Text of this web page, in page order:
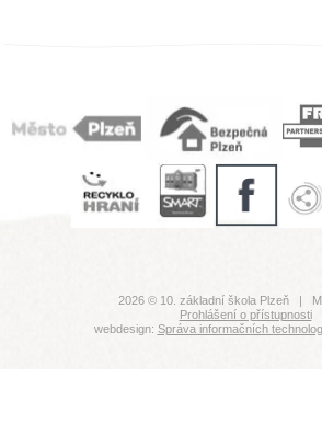
2026 © 10. základní škola Plzeň |
Prohlášení o přístupnosti
webdesign: Správa informačních